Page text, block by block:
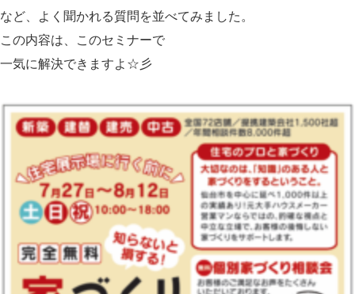
など、よく聞かれる質問を並べてみました。
この内容は、このセミナーで
一気に解決できますよ☆彡